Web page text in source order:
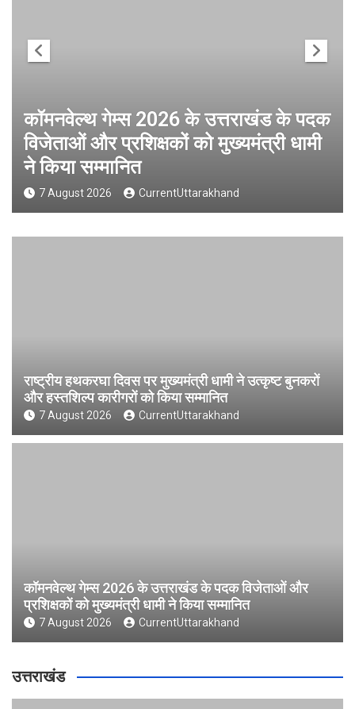
कॉमनवेल्थ गेम्स 2026 के उत्तराखंड के पदक
विजेताओं और प्रशिक्षकों को मुख्यमंत्री धामी
ने किया सम्मानित
7 August 2026 CurrentUttarakhand
राष्ट्रीय हथकरघा दिवस पर मुख्यमंत्री धामी ने उत्कृष्ट बुनकरों
और हस्तशिल्प कारीगरों को किया सम्मानित
7 August 2026 CurrentUttarakhand
कॉमनवेल्थ गेम्स 2026 के उत्तराखंड के पदक विजेताओं और
प्रशिक्षकों को मुख्यमंत्री धामी ने किया सम्मानित
7 August 2026 CurrentUttarakhand
उत्तराखंड